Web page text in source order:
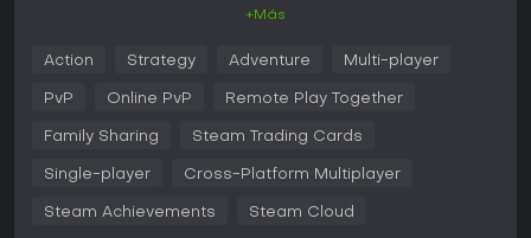
aprovechando la posición para obtener ventajas como
cobertura o altura. La elección de armas es clave, con
una gestión precisa para evitar apagones. Habilidades
precisión añaden profundidad para superar a los
+Más
Action Strategy Adventure Multi-player
PvP Online PvP Remote Play Together
Family Sharing Steam Trading Cards
Single-player Cross-Platform Multiplayer
Steam Achievements Steam Cloud